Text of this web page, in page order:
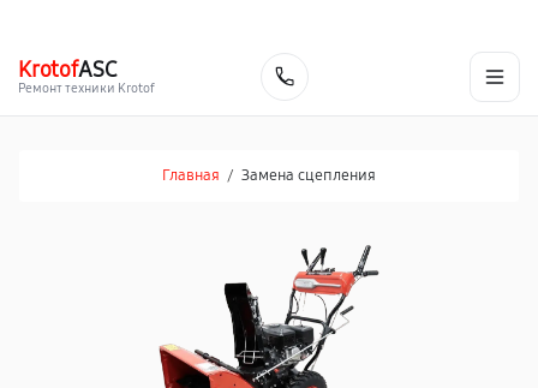
KrotofASC
Ремонт техники Krotof
Главная / Замена сцепления